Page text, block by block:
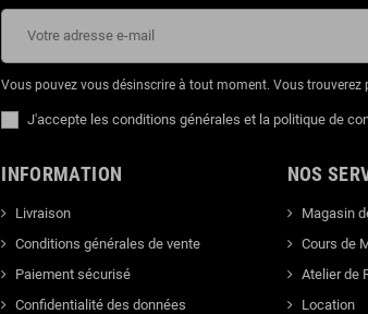
Vous pouvez vous désinscrire à tout moment. Vous
J'accepte les conditions générales et la politique de
INFORMATION
Livraison
Conditions générales de vente
Paiement sécurisé
Confidentialité des données
NOS
Magasin
Cours de
Atelier de
Location